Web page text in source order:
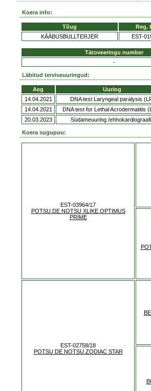
Koera info:
Tõug Reg.
KÄÄBUSBULLTERJER
EST-
Tätoveeringu number
-
Läbitud terviseuuringud:
Aeg Uuring
14.04.2021
DNA test Laryngeal paralysis
14.04.2021
DNA test for Lethal Acrodermatitis
20.03.2023
Südameuuring /
Koera sugupuu:
EST-03964/17
POTSU DE NOTSU XLIKE OPTIMUS
PRIME
EST-02758/18
POTSU DE NOTSU ZODIAC STAR